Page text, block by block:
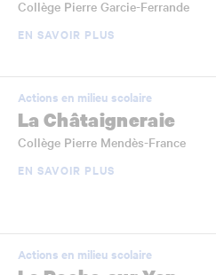
Collège Pierre Garcie-Ferrande
EN SAVOIR PLUS
Actions en milieu scolaire
La Châtaigneraie
Collège Pierre Mendès-France
EN SAVOIR PLUS
Actions en milieu scolaire